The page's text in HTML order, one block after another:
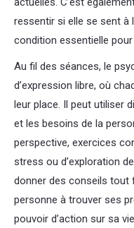
ressentir si elle se sent à
condition essentielle
Au fil des séances, le
d’expression libre, où
leur place. Il peut utiliser
et les besoins de la
perspective, exercices
stress ou d’exploration
donner des conseils tout
personne à trouver ses
pouvoir d’action sur sa